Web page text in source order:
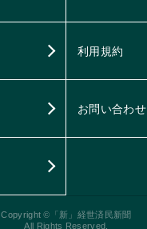
利用規約
お問い合わせ
Copyright© 「新」経世済民新聞
All Rights Reserved.